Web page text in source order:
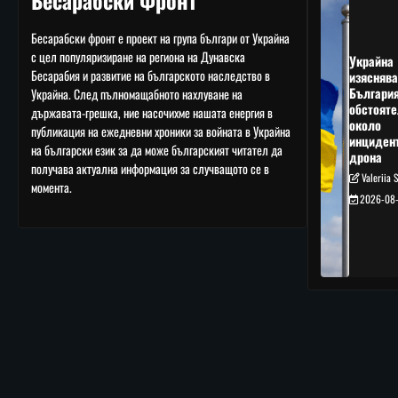
Бесарабски фронт е проект на група българи от Украйна
с цел популяризиране на региона на Дунавска
Бесарабия и развитие на българското наследство в
Украйна. След пълномащабното нахлуване на
държавата-грешка, ние насочихме нашата енергия в
публикация на ежедневни хроники за войната в Украйна
на български език за да може българският читател да
получава актуална информация за случващото се в
момента.
Украйна
около
дрона
Valeriia
2026-